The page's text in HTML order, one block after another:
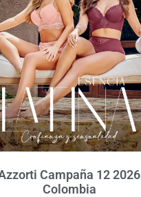
Campaña 12 2026
Colombia